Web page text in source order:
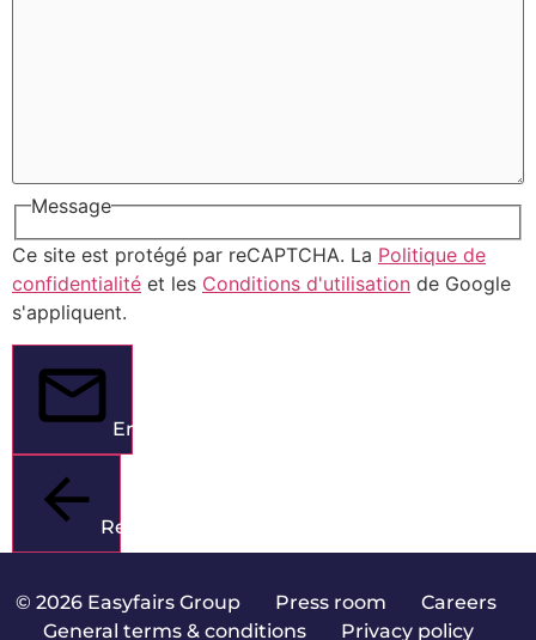
Message
Ce site est protégé par reCAPTCHA. La Politique de
confidentialité et les Conditions d'utilisation de Google
s'appliquent.
Envoyer
Retour
© 2026 Easyfairs Group| Press room Careers|
General terms & conditions| Privacy policy|